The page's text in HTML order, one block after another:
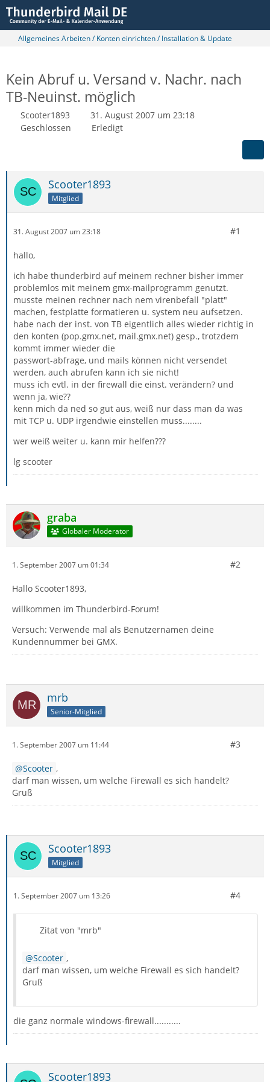
Allgemeines Arbeiten / Konten einrichten / Installation & Update
Kein Abruf u. Versand v. Nachr. nach
TB-Neuinst. möglich
Scooter1893
31. August 2007 um 23:18
Geschlossen
Erledigt
Scooter1893
Mitglied
31. August 2007 um 23:18 #1
hallo,
ich habe thunderbird auf meinem rechner bisher immer
problemlos mit meinem gmx-mailprogramm genutzt.
musste meinen rechner nach nem virenbefall "platt"
machen, festplatte formatieren u. system neu aufsetzen.
habe nach der inst. von TB eigentlich alles wieder richtig in
den konten (pop.gmx.net, mail.gmx.net) gesp., trotzdem
kommt immer wieder die
passwort-abfrage, und mails können nicht versendet
werden, auch abrufen kann ich sie nicht!
muss ich evtl. in der firewall die einst. verändern? und
wenn ja, wie??
kenn mich da ned so gut aus, weiß nur dass man da was
mit TCP u. UDP irgendwie einstellen muss........
wer weiß weiter u. kann mir helfen???
lg scooter
graba
Globaler Moderator
1. September 2007 um 01:34 #2
Hallo Scooter1893,
willkommen im Thunderbird-Forum!
Versuch: Verwende mal als Benutzernamen deine
Kundennummer bei GMX.
mrb
Senior-Mitglied
1. September 2007 um 11:44 #3
Scooter ,
darf man wissen, um welche Firewall es sich handelt?
Gruß
Scooter1893
Mitglied
1. September 2007 um 13:26 #4
Zitat von "mrb"
Scooter ,
darf man wissen, um welche Firewall es sich handelt?
Gruß
die ganz normale windows-firewall...........
Scooter1893